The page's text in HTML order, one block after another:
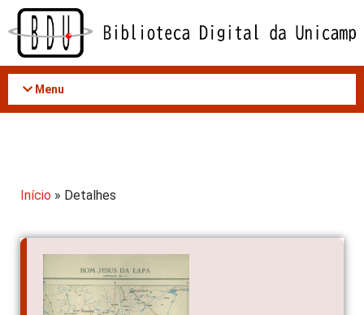
Acessar
conteúdo
Menu
Início » Detalhes